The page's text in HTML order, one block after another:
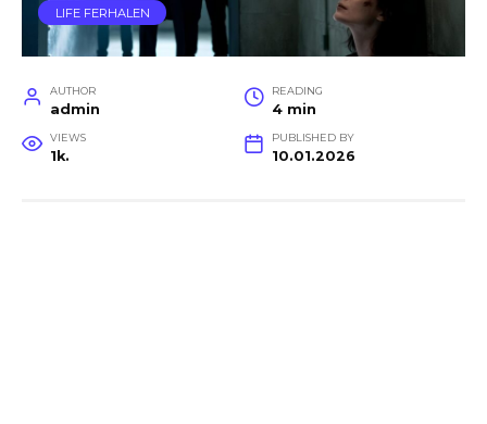
LIFE FERHALEN
AUTHOR
admin
READING
4 min
VIEWS
1k.
PUBLISHED BY
10.01.2026